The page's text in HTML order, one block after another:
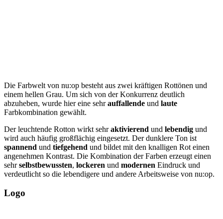
Die Farbwelt von nu:op besteht aus zwei kräftigen Rottönen und
einem hellen Grau. Um sich von der Konkurrenz deutlich
abzuheben, wurde hier eine sehrauffallende und laute
Farbkombination gewählt.
Der leuchtende Rotton wirkt sehraktivierend und lebendig und
wird auch häufig großflächig eingesetzt. Der dunklere Ton ist
spannend und tiefgehend und bildet mit den knalligen Rot einen
angenehmen Kontrast. Die Kombination der Farben erzeugt einen
sehrselbstbewussten, lockeren und modernen Eindruck und
verdeutlicht so die lebendigere und andere Arbeitsweise von nu:op.
Logo